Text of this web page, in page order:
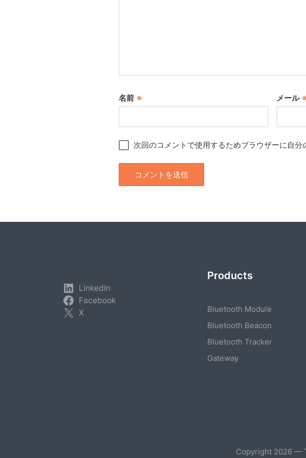
名前 ※ メール
次回のコメントで使用するためブラウザーに自
LinkedIn
Facebook
X
Products
Bluetooth Module
Bluetooth Beacon
Bluetooth Tracker
Gateway
Copyright 2026 —